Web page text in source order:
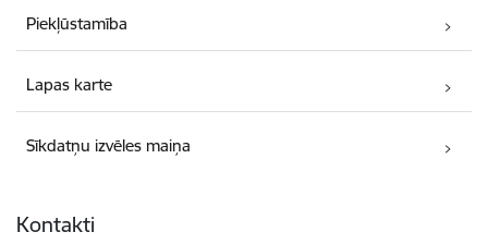
Piekļūstamība
Lapas karte
Sīkdatņu izvēles maiņa
Kontakti